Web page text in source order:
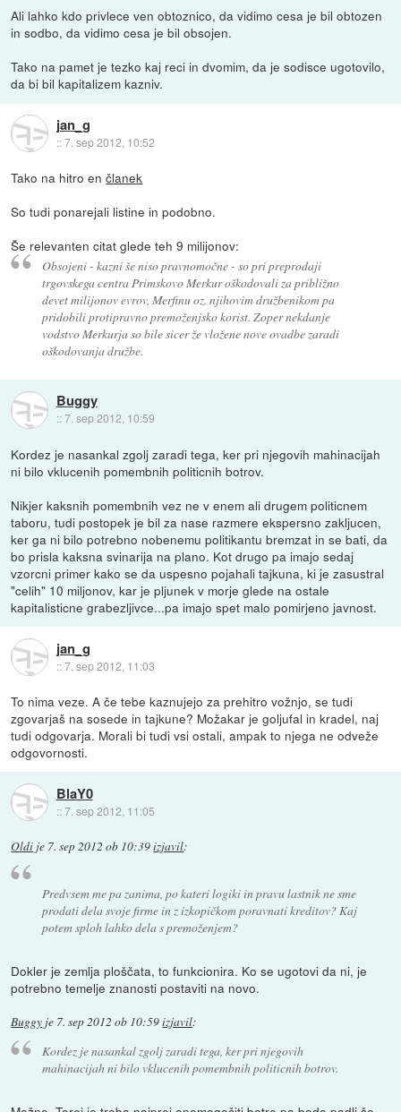
Ali lahko kdo privlece ven obtoznico, da vidimo cesa je bil obtozen
in sodbo, da vidimo cesa je bil obsojen.
Tako na pamet je tezko kaj reci in dvomim, da je sodisce ugotovilo,
da bi bil kapitalizem kazniv.
jan_g
::7. sep 2012, 10:52
Tako na hitro enčlanek
So tudi ponarejali listine in podobno.
Še relevanten citat glede teh 9 milijonov:
Obsojeni - kazni še niso pravnomočne - so pri preprodaji
trgovskega centra Primskovo Merkur oškodovali za približno
devet milijonov evrov, Merfinu oz. njihovim družbenikom pa
pridobili protipravno premoženjsko korist. Zoper nekdanje
vodstvo Merkurja so bile sicer že vložene nove ovadbe zaradi
oškodovanja družbe.
Buggy
::7. sep 2012, 10:59
Kordez je nasankal zgolj zaradi tega, ker pri njegovih mahinacijah
ni bilo vklucenih pomembnih politicnih botrov.
Nikjer kaksnih pomembnih vez ne v enem ali drugem politicnem
taboru, tudi postopek je bil za nase razmere ekspersno zakljucen,
ker ga ni bilo potrebno nobenemu politikantu bremzat in se bati, da
bo prisla kaksna svinarija na plano. Kot drugo pa imajo sedaj
vzorcni primer kako se da uspesno pojahali tajkuna, ki je zasustral
"celih" 10 miljonov, kar je pljunek v morje glede na ostale
kapitalisticne grabezljivce...pa imajo spet malo pomirjeno javnost.
jan_g
::7. sep 2012, 11:03
To nima veze. A če tebe kaznujejo za prehitro vožnjo, se tudi
zgovarjaš na sosede in tajkune? Možakar je goljufal in kradel, naj
tudi odgovarja. Morali bi tudi vsi ostali, ampak to njega ne odveže
odgovornosti.
BlaY0
::7. sep 2012, 11:05
Oldi je 7. sep 2012 ob 10:39izjavil:
Predvsem me pa zanima, po kateri logiki in pravu lastnik ne sme
prodati dela svoje firme in z izkopičkom poravnati kreditov? Kaj
potem sploh lahko dela s premoženjem?
Dokler je zemlja ploščata, to funkcionira. Ko se ugotovi da ni, je
potrebno temelje znanosti postaviti na novo.
Buggy je 7. sep 2012 ob 10:59izjavil:
Kordez je nasankal zgolj zaradi tega, ker pri njegovih
mahinacijah ni bilo vklucenih pomembnih politicnih botrov.